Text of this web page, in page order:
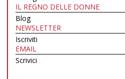
IL REGNO DELLE DONNE
Blog
NEWSLETTER
Iscriviti
EMAIL
Scrivici